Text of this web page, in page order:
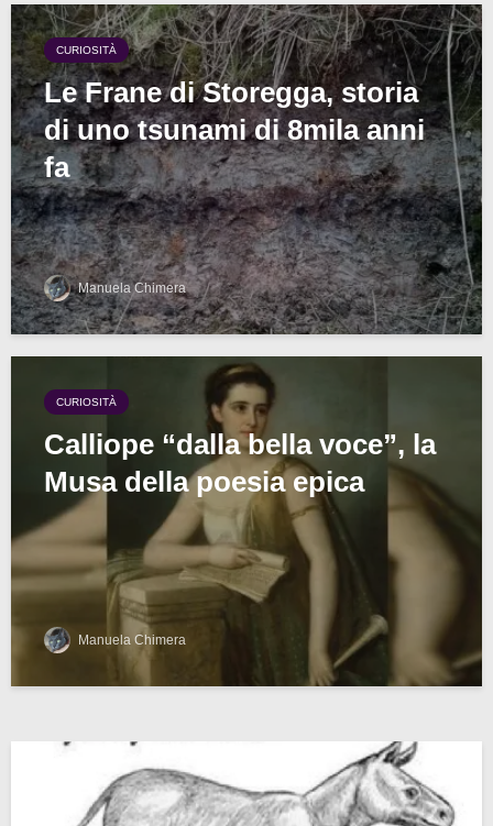
CURIOSITÀ
Le Frane di Storegga, storia
di uno tsunami di 8mila anni
fa
Manuela Chimera
CURIOSITÀ
Calliope “dalla bella voce”, la
Musa della poesia epica
Manuela Chimera